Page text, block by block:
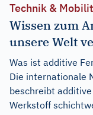
Technik &
Wissen zum
unsere Welt
Was ist additive
Die internationale
beschreibt additive
Werkstoff